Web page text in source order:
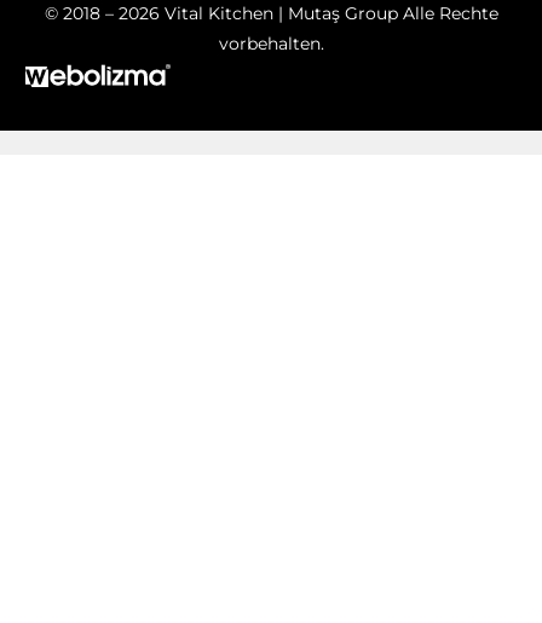
© 2018 – 2026 Vital Kitchen | Mutaş Group Alle Rechte
vorbehalten.